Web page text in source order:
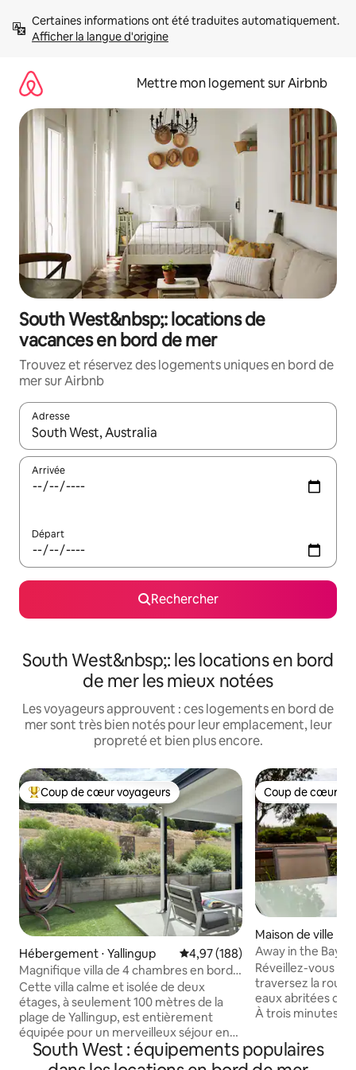
directement
Afficher la langue d'origine
Mettre mon logement sur Airbnb
South West&nbsp;: locations de
vacances en bord de mer
Trouvez et réservez des logements uniques en bord de
mer sur Airbnb
Adresse
Lorsque les résultats s'affichent, utilisez les flèches vers le
Arrivée
Départ
Rechercher
South West&nbsp;: les locations en bord
de mer les mieux notées
Les voyageurs approuvent : ces logements en bord de
mer sont très bien notés pour leur emplacement, leur
propreté et bien plus encore.
Coups de cœur voyageurs les plus appréciés
Coup de cœur voyageurs
Hébergement ⋅ Yallingup Évaluation moyenne sur la
4,97 (188)
Magnifique villa de 4 chambres en bord
de mer à Yallingup
Cette villa calme et isolée de deux
étages, à seulement 100 mètres de la
plage de Yallingup, est entièrement
équipée pour un merveilleux séjour en
famille indépendant. 3 chambres et 2
salles de bains à l'étage et deux espaces
Coup de cœur
Coup de cœur
Maison de ville ⋅
h
Away in the Bay,
mer, WiFi gratuit
Réveillez-vous à
traversez la
eaux abritées de
À trois minutes à
découvrez la
qui se spécialise
South West : équipements populaires